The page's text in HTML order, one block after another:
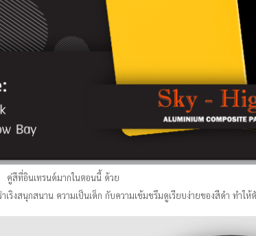
คู่สีที่อินเทรนด์มากในตอนนี้ ด้วย
ริงสนุกสนาน ความเป็นเด็ก กับความเข้มขรึมดูเรียบง่ายของสีดำ ทำใ